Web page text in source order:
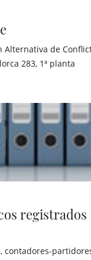
Alternativa de
283, 1ª planta
registrados
contadores-